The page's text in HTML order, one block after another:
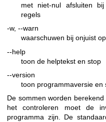
met niet-nul afsluiten bij
regels
-w, --warn
waarschuwen bij onjuist
--help
toon de helptekst en stop
--version
toon programmaversie en
De sommen worden
het controleren moet de
programma zijn. De